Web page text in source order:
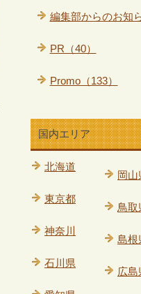
編集部からのお知
PR（40）
Promo（133）
国内エリア
北海道
東京都
神奈川
石川県
岡山
鳥取
島根
広島